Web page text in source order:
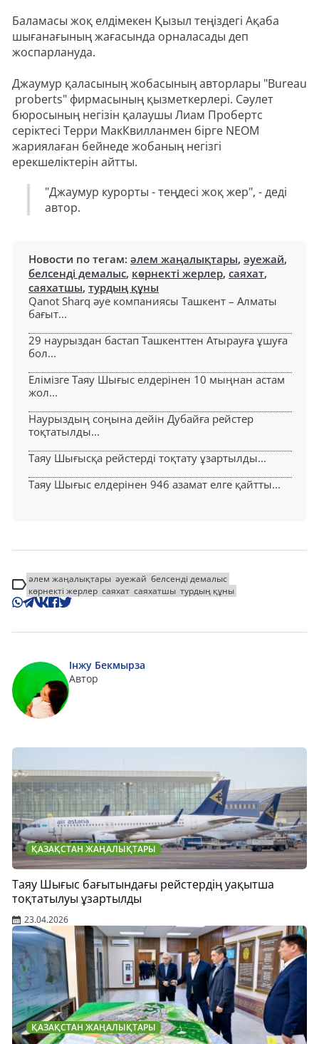
Баламасы жоқ елдімекен Қызыл теңіздегі Ақаба
шығанағының жағасында орналасады деп
жоспарлануда.
Джаумур қаласының жобасының авторлары "Bureau
proberts" фирмасының қызметкерлері. Сәулет
бюросының негізін қалаушы Лиам Пробертс
серіктесі Терри МакКвилланмен бірге NEOM
жариялаған бейнеде жобаның негізгі
ерекшеліктерін айтты.
"Джаумур курорты - теңдесі жоқ жер", - деді
автор.
Новости по тегам: әлем жаңалықтары, әуежай,
белсенді демалыс, көрнекті жерлер, саяхат,
саяхатшы, турдың құны
Qanot Sharq әуе компаниясы Ташкент – Алматы
бағыт...
29 наурыздан бастап Ташкенттен Атырауға ұшуға
бол...
Елімізге Таяу Шығыс елдерінен 10 мыңнан астам
жол...
Наурыздың соңына дейін Дубайға рейстер
тоқтатылды...
Таяу Шығысқа рейстерді тоқтату ұзартылды...
Таяу Шығыс елдерінен 946 азамат елге қайтты...
әлем жаңалықтары әуежай белсенді демалыс
көрнекті жерлер саяхат саяхатшы турдың құны
Інжу Бекмырза
Автор
ҚАЗАҚСТАН ЖАҢАЛЫҚТАРЫ
Таяу Шығыс бағытындағы рейстердің уақытша
тоқтатылуы ұзартылды
23.04.2026
ҚАЗАҚСТАН ЖАҢАЛЫҚТАРЫ